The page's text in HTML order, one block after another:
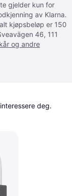
gjelder kun for
av Klarna.
kjøpsbeløp er 150
46, 111
og andre